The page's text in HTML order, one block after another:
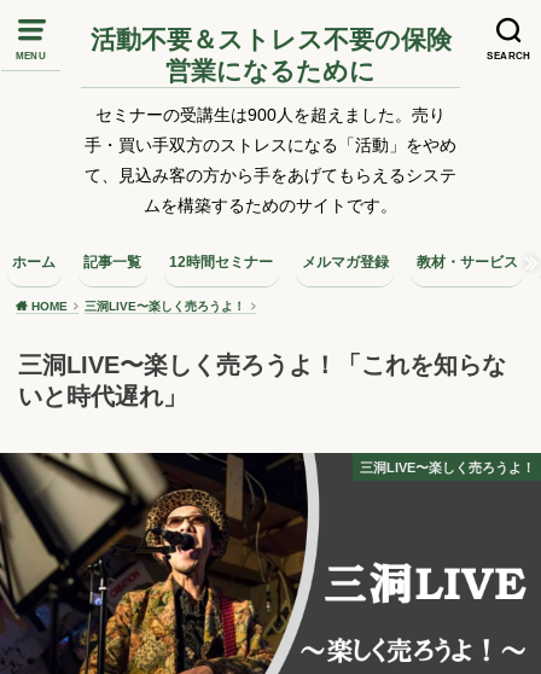
MENU SEARCH
活動不要＆ストレス不要の保険
営業になるために
セミナーの受講生は900人を超えました。売り
手・買い手双方のストレスになる「活動」をやめ
て、見込み客の方から手をあげてもらえるシステ
ムを構築するためのサイトです。
ホーム 記事一覧 12時間セミナー メルマガ登録 教材・サービス
HOME 三洞LIVE〜楽しく売ろうよ！
三洞LIVE〜楽しく売ろうよ！「これを知らな
いと時代遅れ」
三洞LIVE〜楽しく売ろうよ！